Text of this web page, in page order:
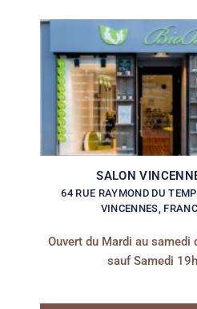
SALON
64 RUE RAYMOND DU
VINCENNES,
Ouvert du Mardi au samedi
sauf Samedi 19h